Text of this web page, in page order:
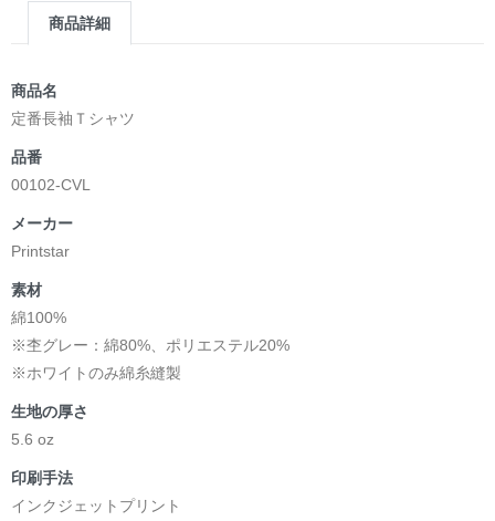
商品詳細
商品名
定番長袖Ｔシャツ
品番
00102-CVL
メーカー
Printstar
素材
綿100%
※杢グレー：綿80%、ポリエステル20%
※ホワイトのみ綿糸縫製
生地の厚さ
5.6 oz
印刷手法
インクジェットプリント